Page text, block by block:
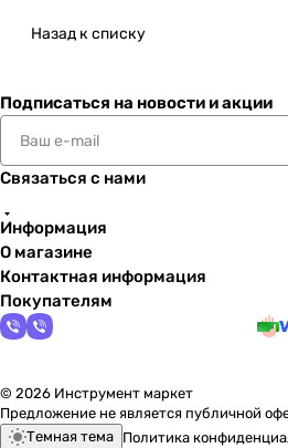
Назад к списку
Подписаться на новости и акции
Связаться с нами
Информация
О магазине
Контактная информация
Покупателям
© 2026 Инструмент маркет
Предложение не является публичной
Темная тема Политика